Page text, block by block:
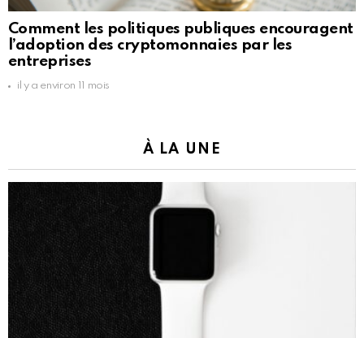
Comment les politiques publiques encouragent
l’adoption des cryptomonnaies par les
entreprises
il y a environ 11 mois
À LA UNE